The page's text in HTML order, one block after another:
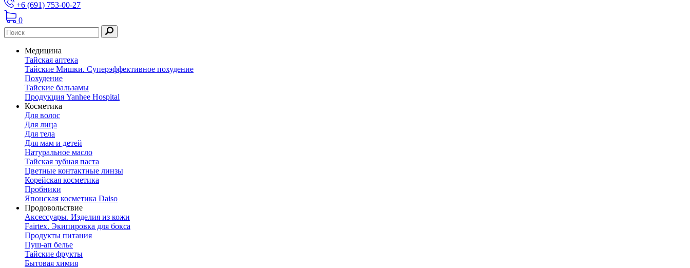
+6 (691) 753-00-27
0
Медицина
Тайская аптека
Тайские Мишки. Суперэффективное похудение
Похудение
Тайские бальзамы
Продукция Yanhee Hospital
Косметика
Для волос
Для лица
Для тела
Для мам и детей
Натуральное масло
Тайская зубная паста
Цветные контактные линзы
Корейская косметика
Пробники
Японская косметика Daiso
Продовольствие
Аксессуары. Изделия из кожи
Fairtex. Экипировка для бокса
Продукты питания
Пуш-ап белье
Тайские фрукты
Бытовая химия